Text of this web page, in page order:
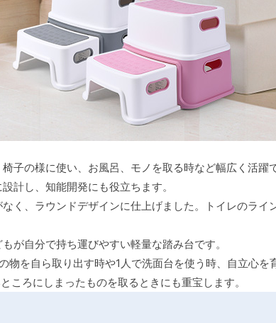
子の様に使い、お風呂、モノを取る時など幅広く活躍
計し、知能開発にも役立ちます。
く、ラウンドデザインに仕上げました。トイレのラ
が自分で持ち運びやすい軽量な踏み台です。
を自ら取り出す時や1人で洗面台を使う時、自立心を
ろにしまったものを取るときにも重宝します。